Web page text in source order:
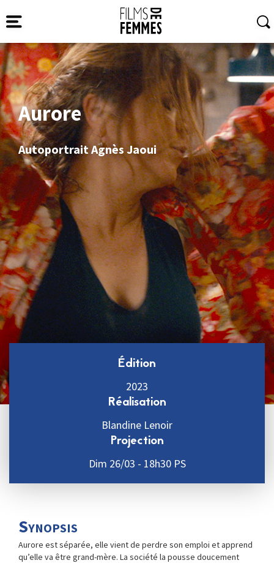
Aurore
Autoportrait Agnès Jaoui
Édition
2023
Réalisation
Blandine Lenoir
Projection
Dim 26/03 - 18h30 PS
Synopsis
Aurore est séparée, elle vient de perdre son emploi et apprend
qu’elle va être grand-mère. La société la pousse doucement